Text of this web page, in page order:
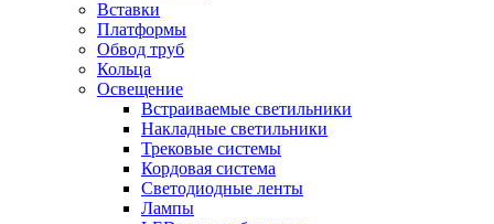
Вставки
Платформы
Обвод труб
Кольца
Освещение
Встраиваемые светильники
Накладные светильники
Трековые системы
Кордовая система
Светодиодные ленты
Лампы